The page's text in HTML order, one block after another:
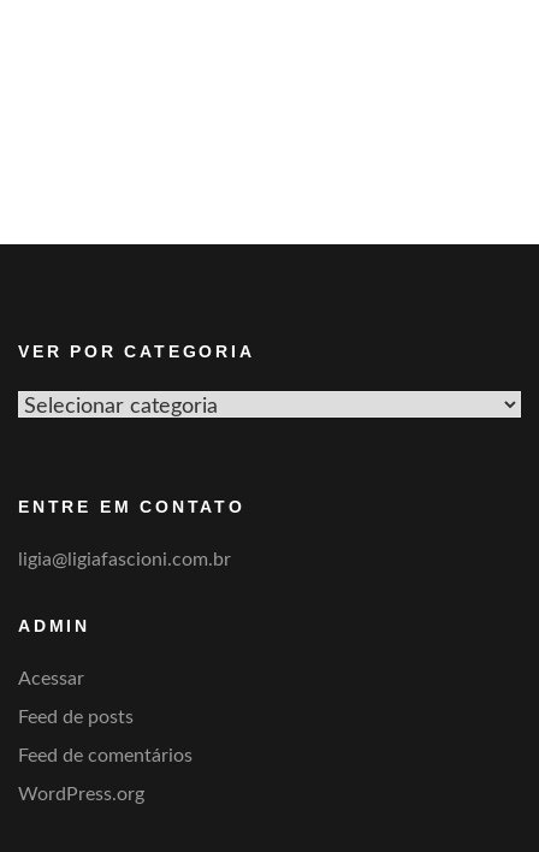
VER POR CATEGORIA
Ver
ENTRE EM CONTATO
ligia@ligiafascioni.com.br
ADMIN
Acessar
Feed de posts
Feed de comentários
WordPress.org